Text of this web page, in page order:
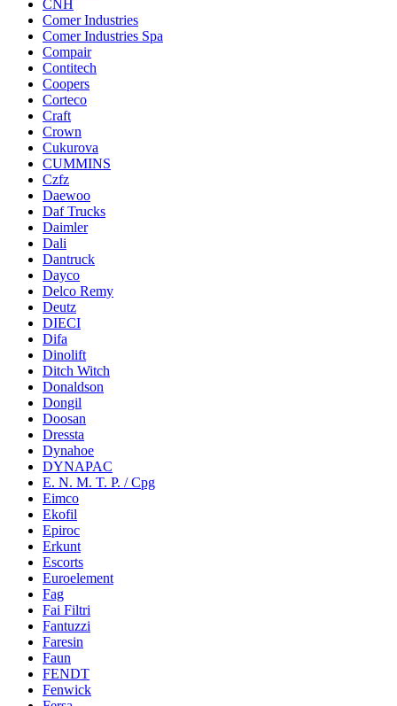
CNH
Comer Industries
Comer Industries Spa
Compair
Contitech
Coopers
Corteco
Craft
Crown
Cukurova
CUMMINS
Czfz
Daewoo
Daf Trucks
Daimler
Dali
Dantruck
Dayco
Delco Remy
Deutz
DIECI
Difa
Dinolift
Ditch Witch
Donaldson
Dongil
Doosan
Dressta
Dynahoe
DYNAPAC
E. N. M. T. P. / Cpg
Eimco
Ekofil
Epiroc
Erkunt
Escorts
Euroelement
Fag
Fai Filtri
Fantuzzi
Faresin
Faun
FENDT
Fenwick